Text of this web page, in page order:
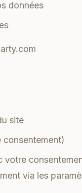
données
site
votre
via les